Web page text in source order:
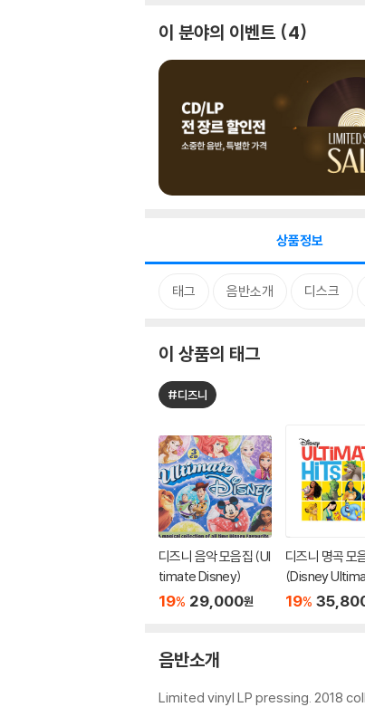
이 분야의 이벤트 4
상품정보
태그 음반소개 디스크
이 상품의 태그
#디즈니
디즈니 음악 모음집 (Ul
timate Disney)
19% 29,000원
디즈니 명곡 모
(Disney
s) [LP]
19%
음반소개
Limited vinyl LP pressing. 2018